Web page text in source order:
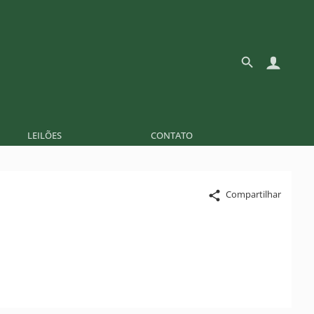
LEILÕES CONTATO
Compartilhar